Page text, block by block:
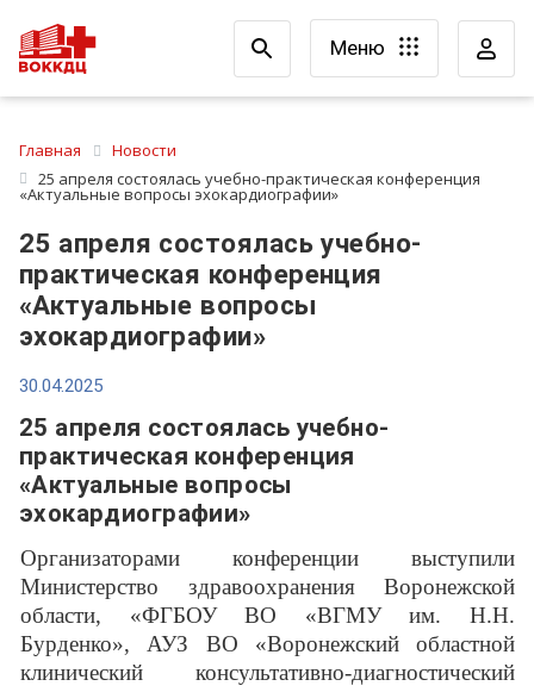
Меню
Главная
Новости
25 апреля состоялась учебно-практическая конференция
«Актуальные вопросы эхокардиографии»
25 апреля состоялась учебно-
практическая конференция
«Актуальные вопросы
эхокардиографии»
30.04.2025
25 апреля состоялась учебно-
практическая конференция
«Актуальные вопросы
эхокардиографии»
Организаторами конференции выступили
Министерство здравоохранения Воронежской
области, «ФГБОУ ВО «ВГМУ им. Н.Н.
Бурденко», АУЗ ВО «Воронежский областной
клинический консультативно-диагностический